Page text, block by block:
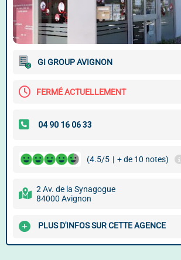
GI GROUP AVIGNON
FERMÉ ACTUELLEMENT
(4.5/5 | + de 10 notes)
2 Av. de la Synagogue
84000 Avignon
PLUS D'INFOS SUR CETTE AGENCE